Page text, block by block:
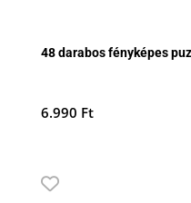
48 darabos fényképes
6.990 Ft